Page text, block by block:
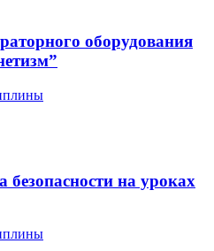
оборудования
безопасности на уроках